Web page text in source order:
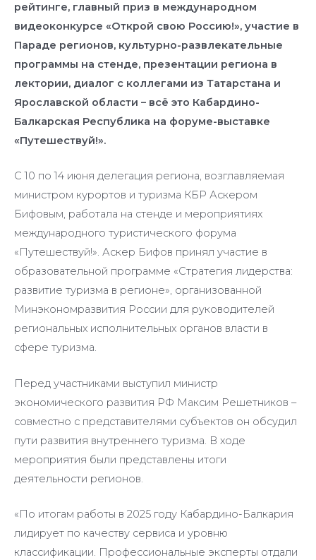
рейтинге, главный приз в международном
видеоконкурсе «Открой свою Россию!», участие в
Параде регионов, культурно-развлекательные
программы на стенде, презентации региона в
лектории, диалог с коллегами из Татарстана и
Ярославской области – всё это Кабардино-
Балкарская Республика на форуме-выставке
«Путешествуй!».
С 10 по 14 июня делегация региона, возглавляемая
министром курортов и туризма КБР Аскером
Бифовым, работала на стенде и мероприятиях
международного туристического форума
«Путешествуй!». Аскер Бифов принял участие в
образовательной программе «Стратегия лидерства:
развитие туризма в регионе», организованной
Минэкономразвития России для руководителей
региональных исполнительных органов власти в
сфере туризма.
Перед участниками выступил министр
экономического развития РФ Максим Решетников –
совместно с представителями субъектов он обсудил
пути развития внутреннего туризма. В ходе
мероприятия были представлены итоги
деятельности регионов.
«По итогам работы в 2025 году Кабардино-Балкария
лидирует по качеству сервиса и уровню
классификации. Профессиональные эксперты отдали